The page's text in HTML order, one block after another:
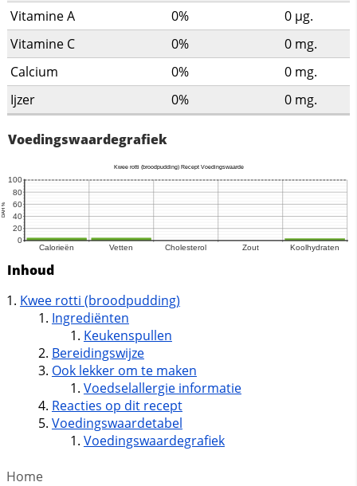
Vitamine A
0% 0 µg.
Vitamine C
0% 0 mg.
Calcium
0% 0 mg.
Ijzer
0% 0 mg.
Voedingswaardegrafiek
Inhoud
Kwee rotti (broodpudding)
Ingrediënten
Keukenspullen
Bereidingswijze
Ook lekker om te maken
Voedselallergie informatie
Reacties op dit recept
Voedingswaardetabel
Voedingswaardegrafiek
Home